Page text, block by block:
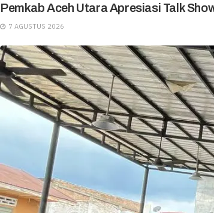
Pemkab Aceh Utara Apresiasi Talk
7 AGUSTUS 2026